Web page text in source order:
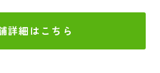
詳細はこちら